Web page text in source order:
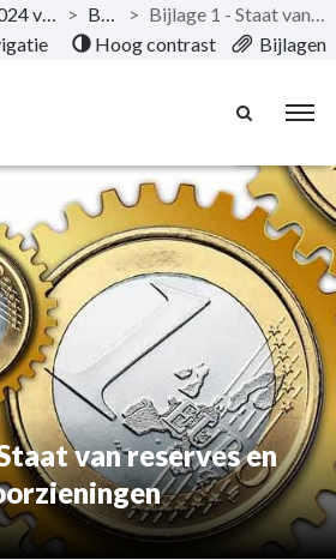
Jaarstukken 2024 van de gemeente Nunspeet > Bijlagen >
Bijlage 1 - Staat van reserves en voorzieningen
Hoog contrast Bijlagen
van reserves en